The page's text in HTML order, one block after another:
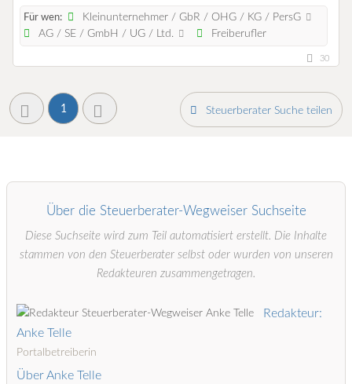
Für wen:
Kleinunternehmer / GbR / OHG / KG / PersG
AG / SE / GmbH / UG / Ltd.
Freiberufler
30
1 Steuerberater Suche teilen
Über die Steuerberater-Wegweiser Suchseite
Diese Suchseite wird zum Teil automatisiert erstellt. Die Inhalte
stammen von den Steuerberater selbst oder wurden von unseren
Redakteuren zusammengetragen.
Redakteur:
Anke Telle
Portalbetreiberin
Über Anke Telle